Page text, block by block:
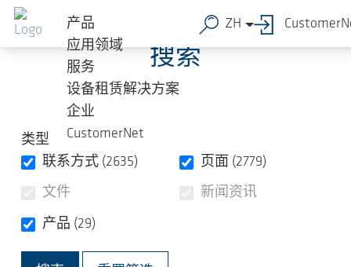
跳转到主要内容
产品
应用领域
服务
设备租赁解决方案
企业
CustomerNet
ZH
搜索
类型
联系方式 (2635)
页面 (2779)
文件 新闻资讯
产品 (29)